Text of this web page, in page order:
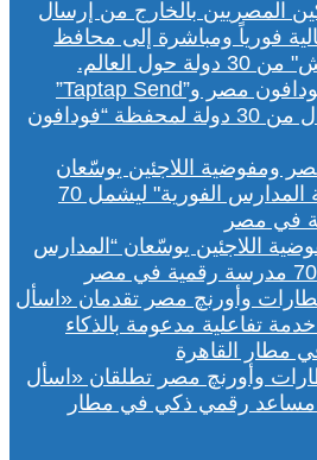
شراكة بين ڤودافون مصر و”Taptap Send”
لتحويل الأموال من 30 دولة لمحفظة “فودافون
اللاجئين يوسّعان “المدارس
وأورنچ مصر تطلقان «اسأل
مساعد رقمي ذكي في مطار